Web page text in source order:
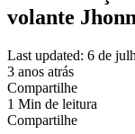
volante
Last updated: 6 de
3 anos atrás
Compartilhe
1 Min de leitura
Compartilhe